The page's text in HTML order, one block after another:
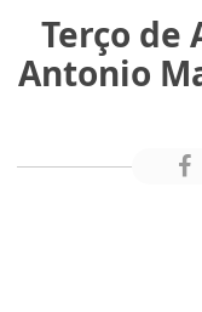
Terço de
Antonio